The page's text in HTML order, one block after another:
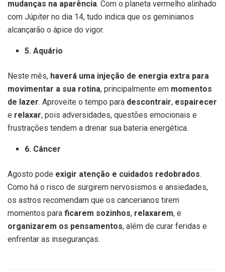
mudanças na aparência. Com o planeta vermelho alinhado
com Júpiter no dia 14, tudo indica que os geminianos
alcançarão o ápice do vigor.
5. Aquário
Neste mês, haverá uma injeção de energia extra para
movimentar a sua rotina, principalmente em momentos
de lazer. Aproveite o tempo para descontrair, espairecer
e relaxar, pois adversidades, questões emocionais e
frustrações tendem a drenar sua bateria energética.
6. Câncer
Agosto pode exigir atenção e cuidados redobrados.
Como há o risco de surgirem nervosismos e ansiedades,
os astros recomendam que os cancerianos tirem
momentos para ficarem sozinhos, relaxarem, e
organizarem os pensamentos, além de curar feridas e
enfrentar as inseguranças.